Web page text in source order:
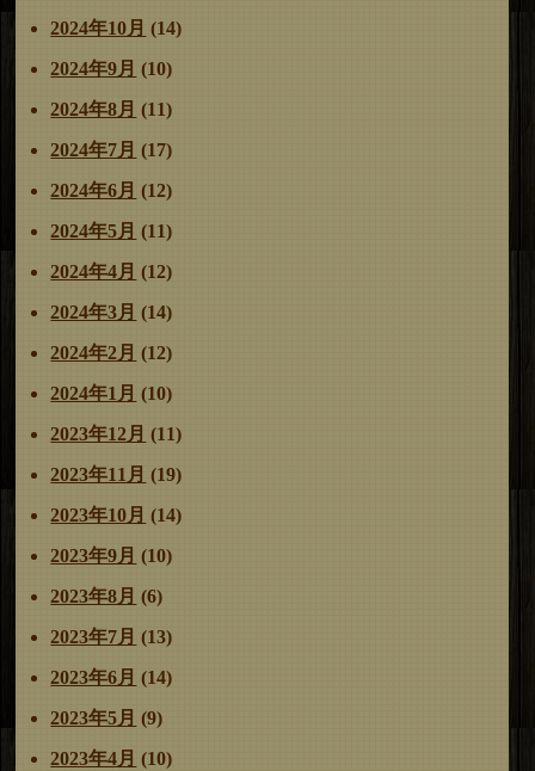
2024年10月 (14)
2024年9月 (10)
2024年8月 (11)
2024年7月 (17)
2024年6月 (12)
2024年5月 (11)
2024年4月 (12)
2024年3月 (14)
2024年2月 (12)
2024年1月 (10)
2023年12月 (11)
2023年11月 (19)
2023年10月 (14)
2023年9月 (10)
2023年8月 (6)
2023年7月 (13)
2023年6月 (14)
2023年5月 (9)
2023年4月 (10)